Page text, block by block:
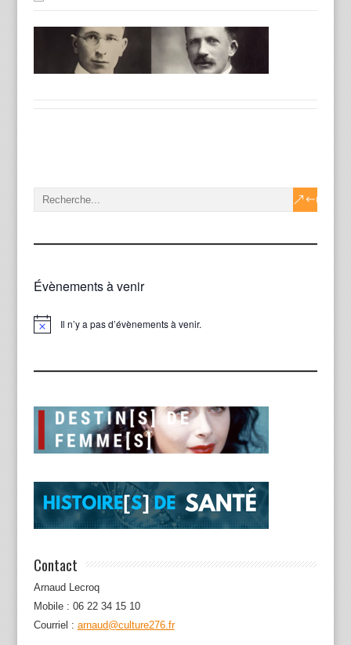
Évènements à venir
Notice Il n’y a pas d’évènements à venir.
Contact
Arnaud Lecroq
Mobile : 06 22 34 15 10
Courriel : arnaud@culture276.fr